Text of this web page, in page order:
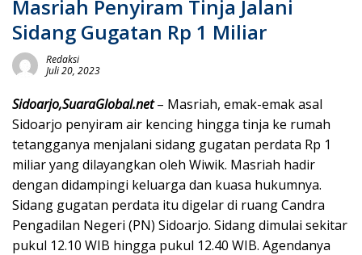
Masriah Penyiram Tinja Jalani
Sidang Gugatan Rp 1 Miliar
Redaksi
Juli 20, 2023
Sidoarjo,SuaraGlobal.net– Masriah, emak-emak asal
Sidoarjo penyiram air kencing hingga tinja ke rumah
tetangganya menjalani sidang gugatan perdata Rp 1
miliar yang dilayangkan oleh Wiwik. Masriah hadir
dengan didampingi keluarga dan kuasa hukumnya.
Sidang gugatan perdata itu digelar di ruang Candra
Pengadilan Negeri (PN) Sidoarjo. Sidang dimulai sekitar
pukul 12.10 WIB hingga pukul 12.40 WIB. Agendanya